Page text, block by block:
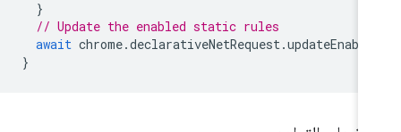
// Update the enabled static rules
await chrome.declarativeNetRequest.